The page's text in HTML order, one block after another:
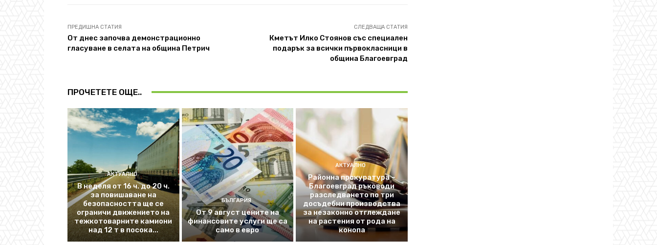
ПРЕДИШНА СТАТИЯ
От днес започва демонстрационно
гласуване в селата на община Петрич
СЛЕДВАЩА СТАТИЯ
Кметът Илко Стоянов със специален
подарък за всички първокласници в
община Благоевград
ПРОЧЕТЕТЕ ОЩЕ..
АКТУАЛНО
В неделя от 16 ч. до 20 ч.
за повишаване на
безопасността ще се
ограничи движението на
тежкотоварните камиони
над 12 т в посока...
БЪЛГАРИЯ
От 9 август цените на
финансовите услуги ще са
само в евро
АКТУАЛНО
Районна прокуратура –
Благоевград ръководи
разследването по три
досъдебни производства
за незаконно отглеждане
на растения от рода на
конопа